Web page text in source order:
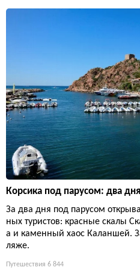
Корсика под парусом: два
За два дня под парусом
ных туристов: красные скалы
а и каменный хаос Каланшей.
ляже.
Путешествия 6 844